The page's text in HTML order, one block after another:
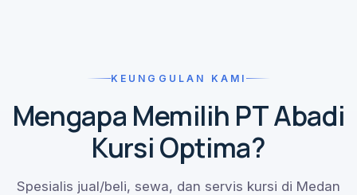
KEUNGGULAN KAMI
Mengapa Memilih PT Abadi
Kursi Optima?
Spesialis jual/beli, sewa, dan servis kursi di Medan